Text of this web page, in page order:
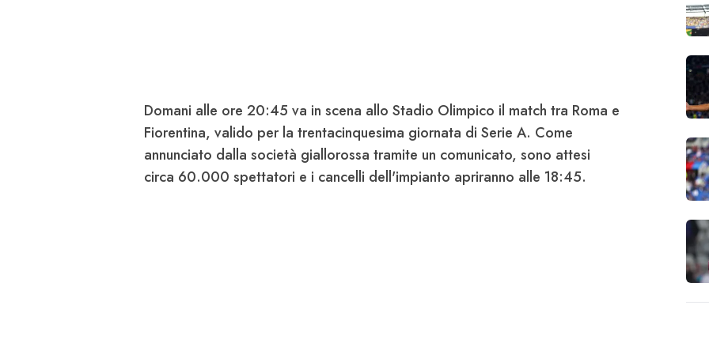
Domani alle ore 20:45 va in scena allo Stadio Olimpico il match tra Roma e
Fiorentina, valido per la trentacinquesima giornata di Serie A. Come
annunciato dalla società giallorossa tramite un comunicato, sono attesi
circa 60.000 spettatori e i cancelli dell'impianto apriranno alle 18:45.